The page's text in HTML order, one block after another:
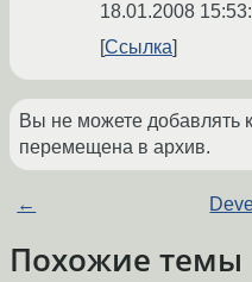
18.01.2008
Ссылка
Вы не можете добавлять
перемещена в архив.
←
Похожие темы